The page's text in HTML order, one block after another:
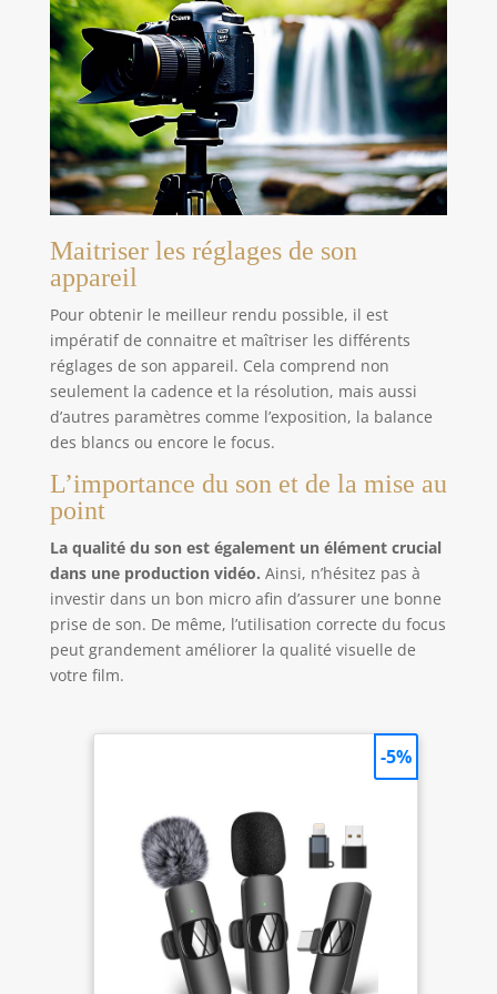
alimentation continue 24h/24 sans stress de
batterie. Le Wi-Fi bi-bande vous permet de
basculer entre les fréquences 2,4 GHz et 5 GHz
pour obtenir le meilleur signal possible.
【Stockage local ou cloud plus sûr】Sauvegardez
vos vidéos sur le Cloud Anona, protégé par un
chiffrement de niveau bancaire (AES-128) : c'est la
garantie que vos images restent strictement
privées. Vous préférez le stockage local? Utilisez
une carte microSD jusqu'à 512 Go (non incluse).
Votre foyer, votre intimité, votre contrôle.
Maitriser les réglages de son
appareil
Pour obtenir le meilleur rendu possible, il est
impératif de connaitre et maîtriser les différents
réglages de son appareil. Cela comprend non
seulement la cadence et la résolution, mais aussi
d’autres paramètres comme l’exposition, la balance
des blancs ou encore le focus.
L’importance du son et de la mise au
point
La qualité du son est également un élément crucial
dans une production vidéo. Ainsi, n’hésitez pas à
investir dans un bon micro afin d’assurer une bonne
prise de son. De même, l’utilisation correcte du focus
peut grandement améliorer la qualité visuelle de
votre film.
-5%